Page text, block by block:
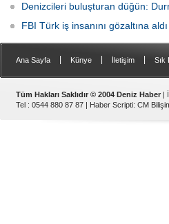
Denizcileri buluşturan düğün:
FBI Türk iş insanını gözaltına aldı
Ana Sayfa Künye İletişim Sık
Tüm Hakları Saklıdır © 2004 Deniz Haber |
Tel : 0544 880 87 87 | Haber Scripti: CM